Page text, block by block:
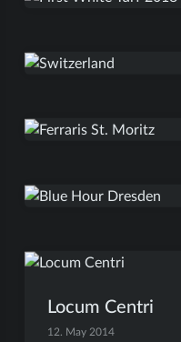
Locum Centri
12. May 2014